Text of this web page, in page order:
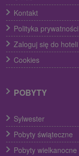
Kontakt
Polityka prywatności
Zaloguj się do hoteli
Cookies
POBYTY
Sylwester
Pobyty świąteczne
Pobyty wielkanocne